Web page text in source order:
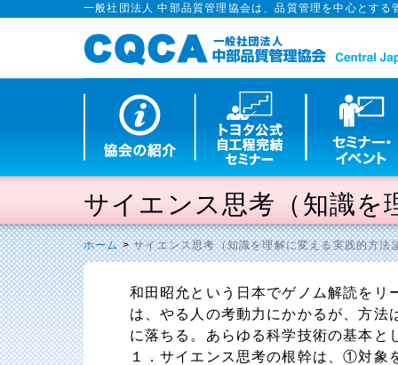
一般社団法人 中部品質管理協会は、品質管理を中心とす
サイエンス思考（知識を
ホーム>サイエンス思考（知識を理解に変える実践的方法
和田昭允という日本でゲノム解読をリ
は、やる人の考動力にかかるが、方
に落ちる。あらゆる科学技術の基本と
１．サイエンス思考の根幹は、①対